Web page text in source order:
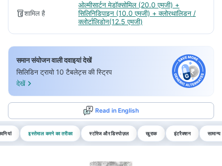
शामिल है
ओल्मीसार्टन मेडॉक्सोमिल (20.0 एमजी) +
सिलिनिडिपाइन (10.0 एमजी) + क्लोरथालिडन /
क्लोर्टालिडोन(12.5 एमजी)
समान संयोजन वाली दवाइयां देखें
सिलिडिन ट्रायो 10 टैबलेट्स की स्ट्रिप
देखें
Read in English
इस्तेमाल करने का तरीका स्टोरेज और डिस्पोज़ल खुराक इंटरैक्शन